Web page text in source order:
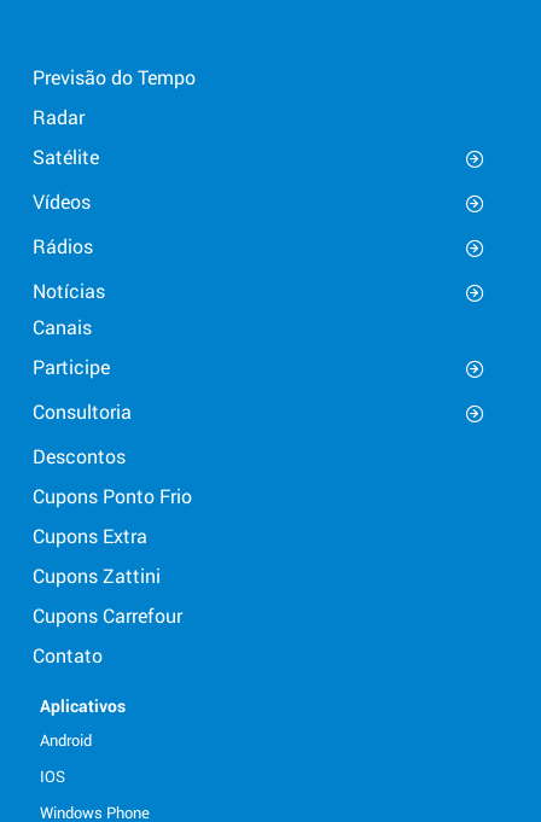
Previsão do Tempo
Radar
Satélite
Vídeos
Rádios
Notícias
Canais
Participe
Consultoria
Descontos
Cupons Ponto Frio
Cupons Extra
Cupons Zattini
Cupons Carrefour
Contato
Aplicativos
Android
IOS
Windows Phone